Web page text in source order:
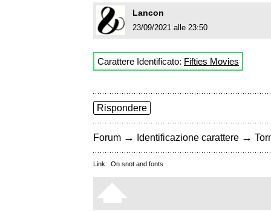
Lancon
23/09/2021 alle 23:50
Carattere Identificato: Fifties Movies
Rispondere
Forum → Identificazione carattere →
Link: On snot and fonts